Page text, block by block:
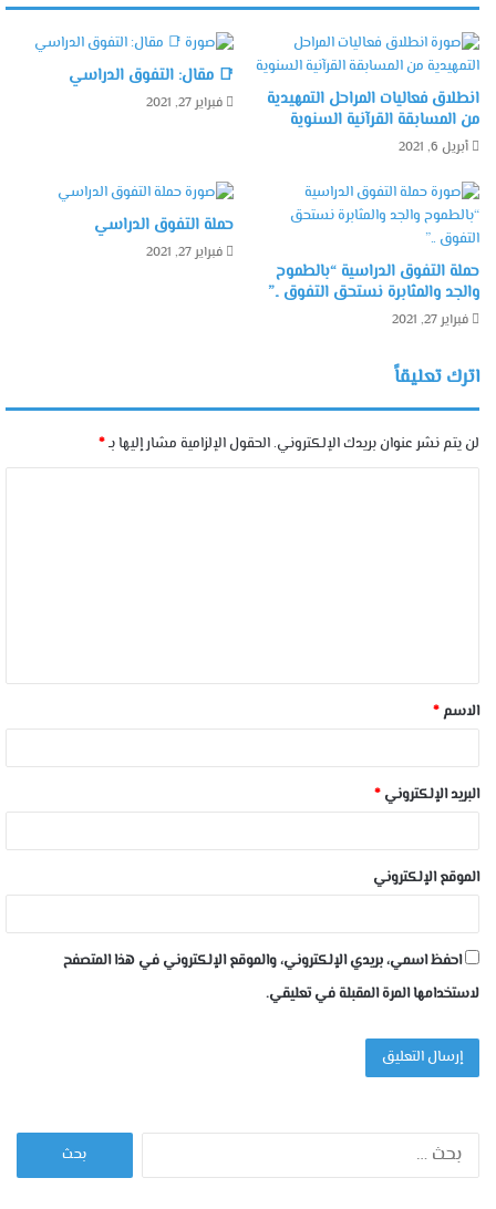
انطلاق فعاليات المراحل التمهيدية
من المسابقة القرآنية السنوية
أبريل 6, 2021
📑 مقال: التفوق الدراسي
فبراير 27, 2021
حملة التفوق الدراسية “بالطموح
والجد والمثابرة نستحق التفوق ..”
فبراير 27, 2021
حملة التفوق الدراسي
فبراير 27, 2021
اترك تعليقاً
لن يتم نشر عنوان بريدك الإلكتروني.الحقول الإلزامية مشار إليها بـ*
الاسم*
البريد الإلكتروني *
الموقع الإلكتروني
احفظ اسمي، بريدي الإلكتروني، والموقع الإلكتروني في هذا المتصفح
لاستخدامها المرة المقبلة في تعليقي.